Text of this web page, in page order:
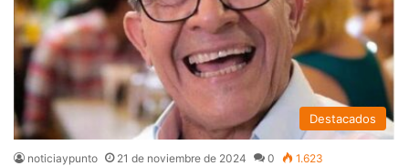
Destacados
noticiaypunto 21 de noviembre de 2024 0 1.623